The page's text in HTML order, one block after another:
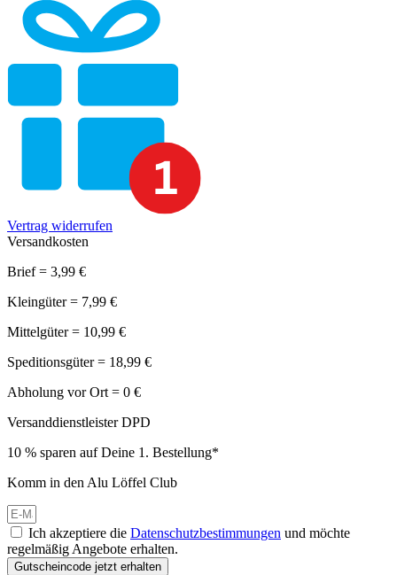
Vertrag widerrufen
Versandkosten
Brief = 3,99 €
Kleingüter = 7,99 €
Mittelgüter = 10,99 €
Speditionsgüter = 18,99 €
Abholung vor Ort = 0 €
Versanddienstleister DPD
10 % sparen auf Deine 1. Bestellung*
Komm in den Alu Löffel Club
Ich akzeptiere die Datenschutzbestimmungen und möchte
regelmäßig Angebote erhalten.
Gutscheincode jetzt erhalten